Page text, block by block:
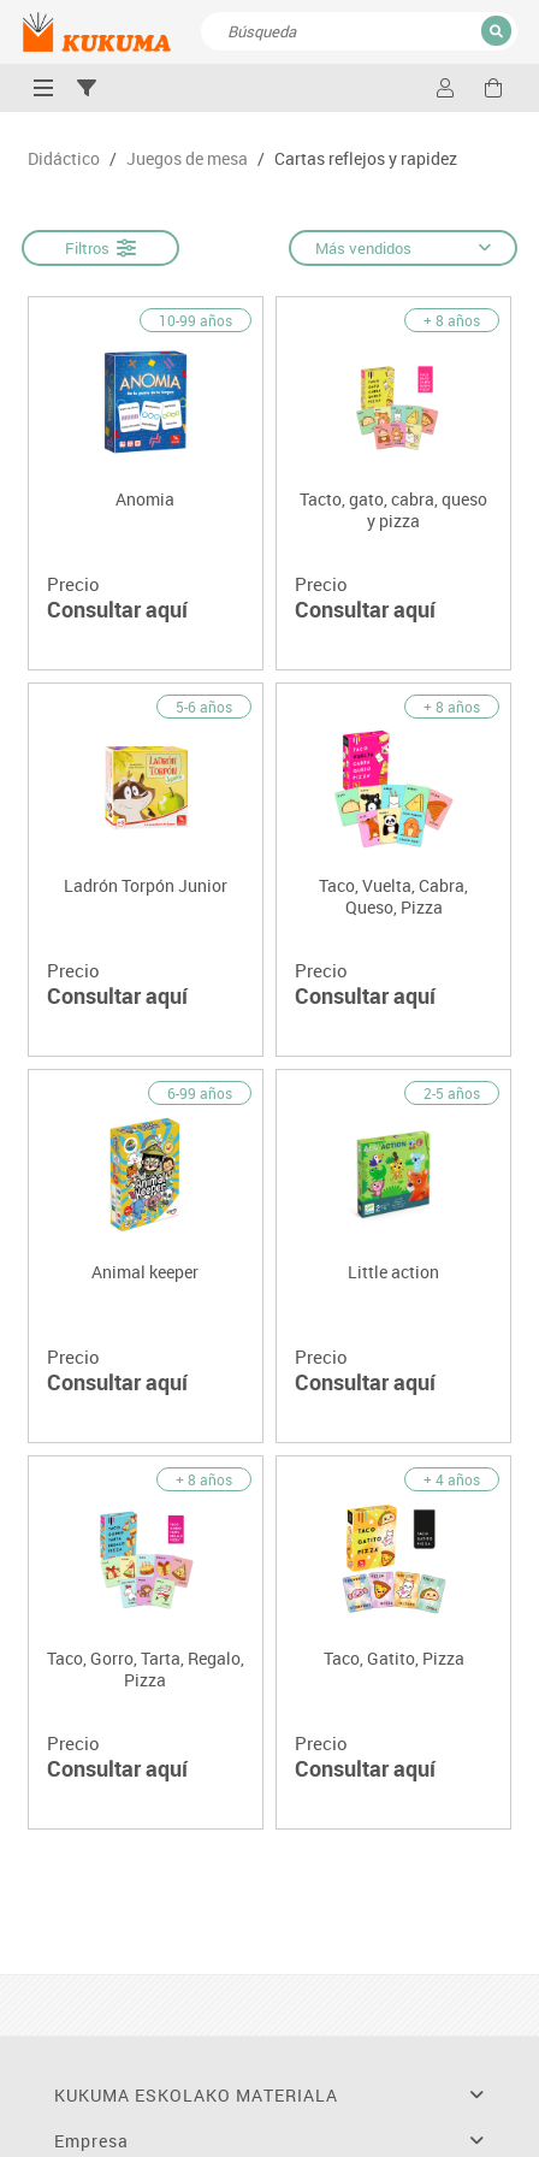
CERRAR
Didáctico / Juegos de mesa / Cartas reflejos y rapidez
Filtros Más vendidos
10-99 años
Anomia
Precio
Consultar aquí
+ 8 años
Tacto, gato, cabra, queso
y pizza
Precio
Consultar aquí
5-6 años
Ladrón Torpón Junior
Precio
Consultar aquí
+ 8 años
Taco, Vuelta, Cabra,
Queso, Pizza
Precio
Consultar aquí
6-99 años
Animal keeper
Precio
Consultar aquí
2-5 años
Little action
Precio
Consultar aquí
+ 8 años
Taco, Gorro, Tarta, Regalo,
Pizza
Precio
Consultar aquí
+ 4 años
Taco, Gatito, Pizza
Precio
Consultar aquí
KUKUMA ESKOLAKO MATERIALA
Empresa